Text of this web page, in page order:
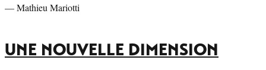
— Mathieu Mariotti
UNE NOUVELLE DIMENSION